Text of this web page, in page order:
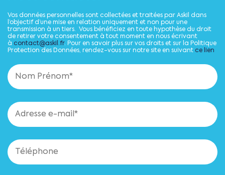
Vos données personnelles sont collectées et traitées par Askil dans
l’objectif d’une mise en relation uniquement et non pour une
transmission à un tiers. Vous bénéficiez en toute hypothèse du droit
de retirer votre consentement à tout moment en nous écrivant
à contact@askil.fr. Pour en savoir plus sur vos droits et sur la Politique
Protection des Données, rendez-vous sur notre site en suivant ce lien